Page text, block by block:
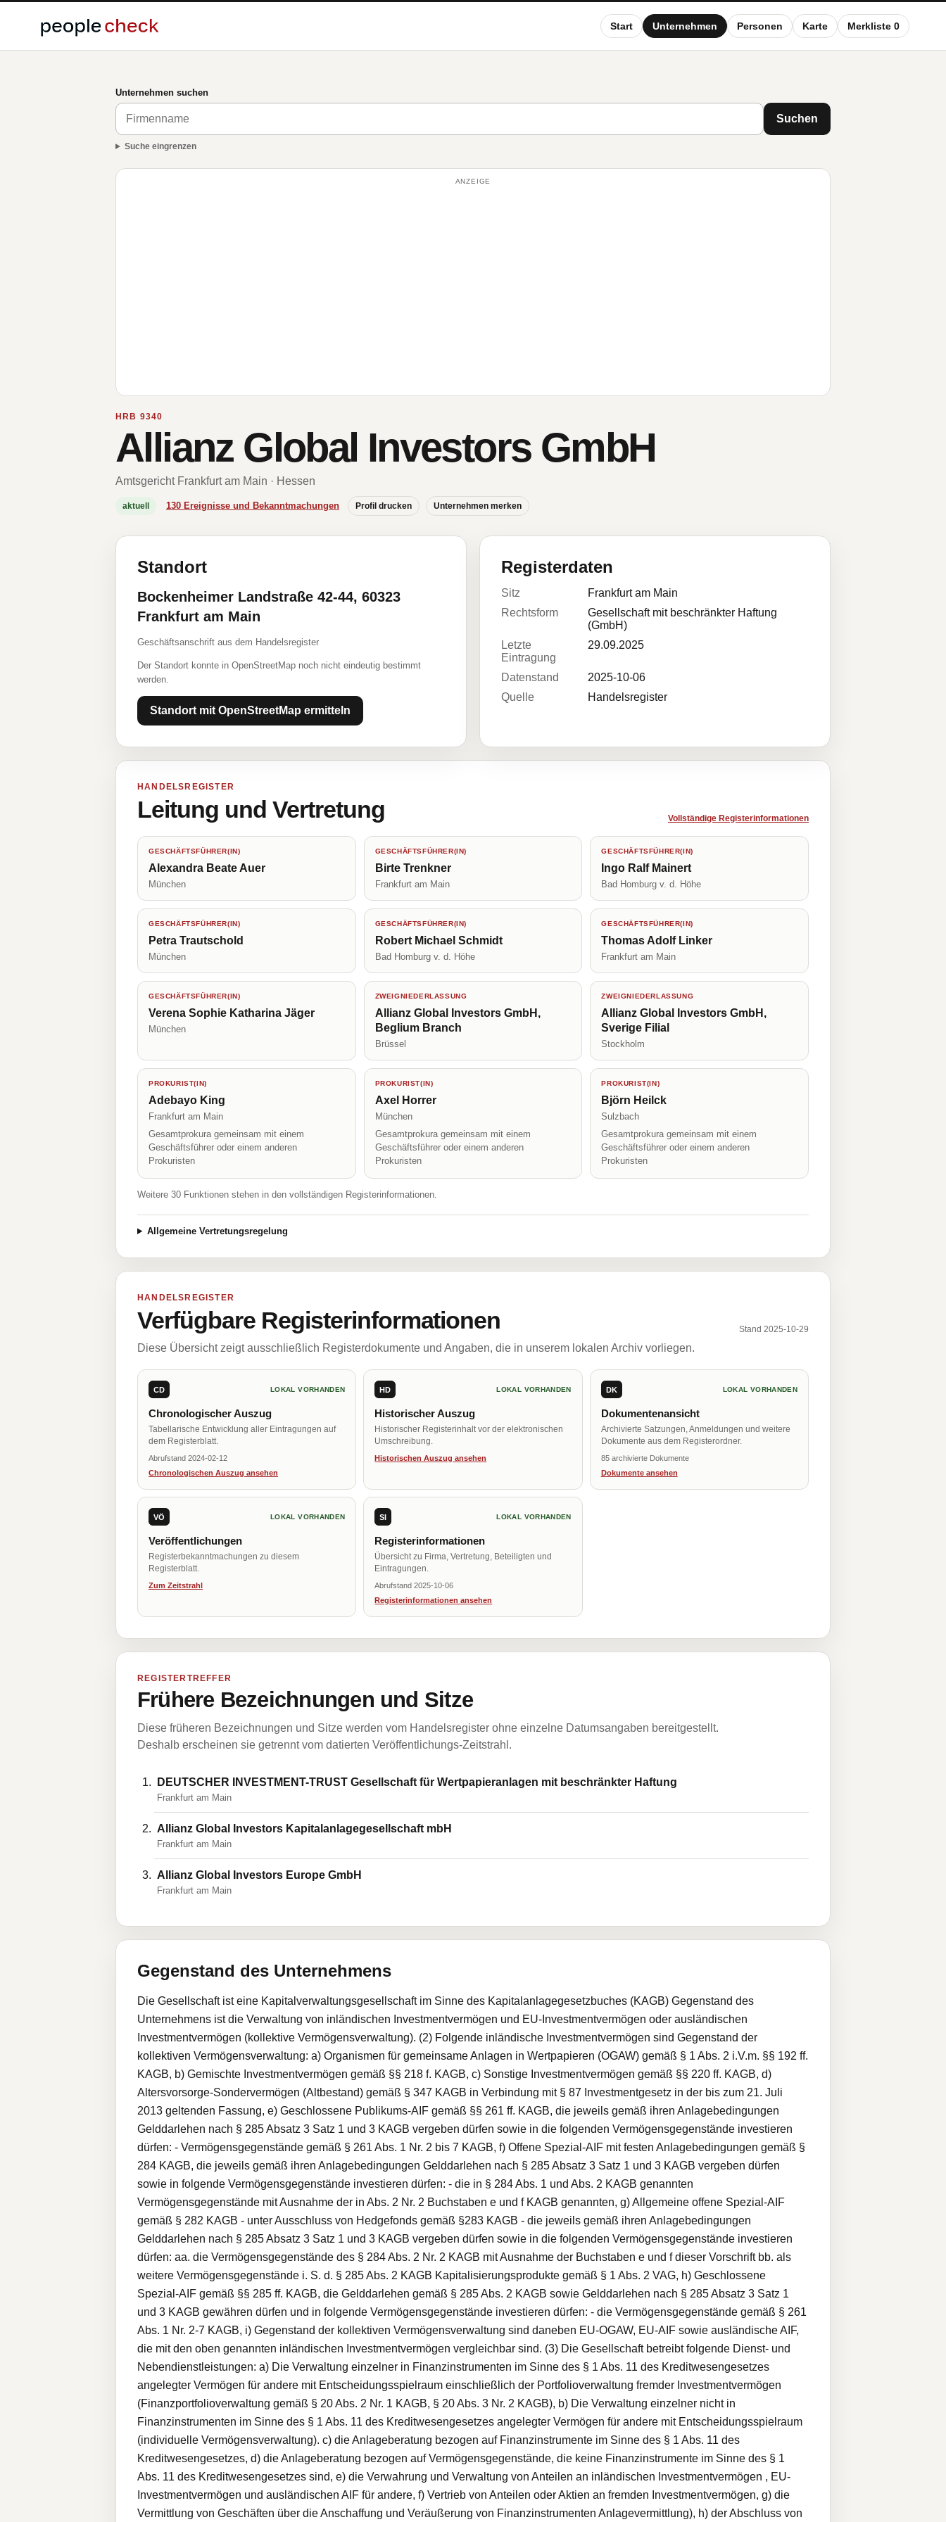
Start Unternehmen Personen Karte Merkliste 0
Unternehmen suchen
Suchen
Suche eingrenzen
ANZEIGE
HRB 9340
Allianz Global Investors GmbH
Amtsgericht Frankfurt am Main · Hessen
aktuell 130 Ereignisse und Bekanntmachungen Profil drucken Unternehmen merken
Standort
Bockenheimer Landstraße 42-44, 60323
Frankfurt am Main
Geschäftsanschrift aus dem Handelsregister
Der Standort konnte in OpenStreetMap noch nicht eindeutig bestimmt
werden.
Standort mit OpenStreetMap ermitteln
Registerdaten
Sitz
Frankfurt am Main
Rechtsform
Gesellschaft mit beschränkter Haftung
(GmbH)
Letzte
Eintragung
29.09.2025
Datenstand
2025-10-06
Quelle
Handelsregister
HANDELSREGISTER
Leitung und Vertretung Vollständige Registerinformationen
GESCHÄFTSFÜHRER(IN)
Alexandra Beate Auer
München
GESCHÄFTSFÜHRER(IN)
Birte Trenkner
Frankfurt am Main
GESCHÄFTSFÜHRER(IN)
Ingo Ralf Mainert
Bad Homburg v. d. Höhe
GESCHÄFTSFÜHRER(IN)
Petra Trautschold
München
GESCHÄFTSFÜHRER(IN)
Robert Michael Schmidt
Bad Homburg v. d. Höhe
GESCHÄFTSFÜHRER(IN)
Thomas Adolf Linker
Frankfurt am Main
GESCHÄFTSFÜHRER(IN)
Verena Sophie Katharina Jäger
München
ZWEIGNIEDERLASSUNG
Allianz Global Investors GmbH,
Beglium Branch
Brüssel
ZWEIGNIEDERLASSUNG
Allianz Global Investors GmbH,
Sverige Filial
Stockholm
PROKURIST(IN)
Adebayo King
Frankfurt am Main
Gesamtprokura gemeinsam mit einem
Geschäftsführer oder einem anderen
Prokuristen
PROKURIST(IN)
Axel Horrer
München
Gesamtprokura gemeinsam mit einem
Geschäftsführer oder einem anderen
Prokuristen
PROKURIST(IN)
Björn Heilck
Sulzbach
Gesamtprokura gemeinsam mit einem
Geschäftsführer oder einem anderen
Prokuristen
Weitere 30 Funktionen stehen in den vollständigen Registerinformationen.
Allgemeine Vertretungsregelung
HANDELSREGISTER
Verfügbare Registerinformationen Stand 2025-10-29
Diese Übersicht zeigt ausschließlich Registerdokumente und Angaben, die in unserem lokalen Archiv vorliegen.
CD LOKAL VORHANDEN
Chronologischer Auszug
Tabellarische Entwicklung aller Eintragungen auf
dem Registerblatt.
Abrufstand 2024-02-12
Chronologischen Auszug ansehen
HD LOKAL VORHANDEN
Historischer Auszug
Historischer Registerinhalt vor der elektronischen
Umschreibung.
Historischen Auszug ansehen
DK LOKAL VORHANDEN
Dokumentenansicht
Archivierte Satzungen, Anmeldungen und weitere
Dokumente aus dem Registerordner.
85 archivierte Dokumente
Dokumente ansehen
VÖ LOKAL VORHANDEN
Veröffentlichungen
Registerbekanntmachungen zu diesem
Registerblatt.
Zum Zeitstrahl
SI LOKAL VORHANDEN
Registerinformationen
Übersicht zu Firma, Vertretung, Beteiligten und
Eintragungen.
Abrufstand 2025-10-06
Registerinformationen ansehen
REGISTERTREFFER
Frühere Bezeichnungen und Sitze
Diese früheren Bezeichnungen und Sitze werden vom Handelsregister ohne einzelne Datumsangaben bereitgestellt.
Deshalb erscheinen sie getrennt vom datierten Veröffentlichungs-Zeitstrahl.
DEUTSCHER INVESTMENT-TRUST Gesellschaft für Wertpapieranlagen mit beschränkter Haftung
Frankfurt am Main
Allianz Global Investors Kapitalanlagegesellschaft mbH
Frankfurt am Main
Allianz Global Investors Europe GmbH
Frankfurt am Main
Gegenstand des Unternehmens
Die Gesellschaft ist eine Kapitalverwaltungsgesellschaft im Sinne des Kapitalanlagegesetzbuches (KAGB) Gegenstand des
Unternehmens ist die Verwaltung von inländischen Investmentvermögen und EU-Investmentvermögen oder ausländischen
Investmentvermögen (kollektive Vermögensverwaltung). (2) Folgende inländische Investmentvermögen sind Gegenstand der
kollektiven Vermögensverwaltung: a) Organismen für gemeinsame Anlagen in Wertpapieren (OGAW) gemäß § 1 Abs. 2 i.V.m. §§ 192 ff.
KAGB, b) Gemischte Investmentvermögen gemäß §§ 218 f. KAGB, c) Sonstige Investmentvermögen gemäß §§ 220 ff. KAGB, d)
Altersvorsorge-Sondervermögen (Altbestand) gemäß § 347 KAGB in Verbindung mit § 87 Investmentgesetz in der bis zum 21. Juli
2013 geltenden Fassung, e) Geschlossene Publikums-AIF gemäß §§ 261 ff. KAGB, die jeweils gemäß ihren Anlagebedingungen
Gelddarlehen nach § 285 Absatz 3 Satz 1 und 3 KAGB vergeben dürfen sowie in die folgenden Vermögensgegenstände investieren
dürfen: - Vermögensgegenstände gemäß § 261 Abs. 1 Nr. 2 bis 7 KAGB, f) Offene Spezial-AIF mit festen Anlagebedingungen gemäß §
284 KAGB, die jeweils gemäß ihren Anlagebedingungen Gelddarlehen nach § 285 Absatz 3 Satz 1 und 3 KAGB vergeben dürfen
sowie in folgende Vermögensgegenstände investieren dürfen: - die in § 284 Abs. 1 und Abs. 2 KAGB genannten
Vermögensgegenstände mit Ausnahme der in Abs. 2 Nr. 2 Buchstaben e und f KAGB genannten, g) Allgemeine offene Spezial-AIF
gemäß § 282 KAGB - unter Ausschluss von Hedgefonds gemäß §283 KAGB - die jeweils gemäß ihren Anlagebedingungen
Gelddarlehen nach § 285 Absatz 3 Satz 1 und 3 KAGB vergeben dürfen sowie in die folgenden Vermögensgegenstände investieren
dürfen: aa. die Vermögensgegenstände des § 284 Abs. 2 Nr. 2 KAGB mit Ausnahme der Buchstaben e und f dieser Vorschrift bb. als
weitere Vermögensgegenstände i. S. d. § 285 Abs. 2 KAGB Kapitalisierungsprodukte gemäß § 1 Abs. 2 VAG, h) Geschlossene
Spezial-AIF gemäß §§ 285 ff. KAGB, die Gelddarlehen gemäß § 285 Abs. 2 KAGB sowie Gelddarlehen nach § 285 Absatz 3 Satz 1
und 3 KAGB gewähren dürfen und in folgende Vermögensgegenstände investieren dürfen: - die Vermögensgegenstände gemäß § 261
Abs. 1 Nr. 2-7 KAGB, i) Gegenstand der kollektiven Vermögensverwaltung sind daneben EU-OGAW, EU-AIF sowie ausländische AIF,
die mit den oben genannten inländischen Investmentvermögen vergleichbar sind. (3) Die Gesellschaft betreibt folgende Dienst- und
Nebendienstleistungen: a) Die Verwaltung einzelner in Finanzinstrumenten im Sinne des § 1 Abs. 11 des Kreditwesengesetzes
angelegter Vermögen für andere mit Entscheidungsspielraum einschließlich der Portfolioverwaltung fremder Investmentvermögen
(Finanzportfolioverwaltung gemäß § 20 Abs. 2 Nr. 1 KAGB, § 20 Abs. 3 Nr. 2 KAGB), b) Die Verwaltung einzelner nicht in
Finanzinstrumenten im Sinne des § 1 Abs. 11 des Kreditwesengesetzes angelegter Vermögen für andere mit Entscheidungsspielraum
(individuelle Vermögensverwaltung). c) die Anlageberatung bezogen auf Finanzinstrumente im Sinne des § 1 Abs. 11 des
Kreditwesengesetzes, d) die Anlageberatung bezogen auf Vermögensgegenstände, die keine Finanzinstrumente im Sinne des § 1
Abs. 11 des Kreditwesengesetzes sind, e) die Verwahrung und Verwaltung von Anteilen an inländischen Investmentvermögen , EU-
Investmentvermögen und ausländischen AIF für andere, f) Vertrieb von Anteilen oder Aktien an fremden Investmentvermögen, g) die
Vermittlung von Geschäften über die Anschaffung und Veräußerung von Finanzinstrumenten Anlagevermittlung), h) der Abschluss von